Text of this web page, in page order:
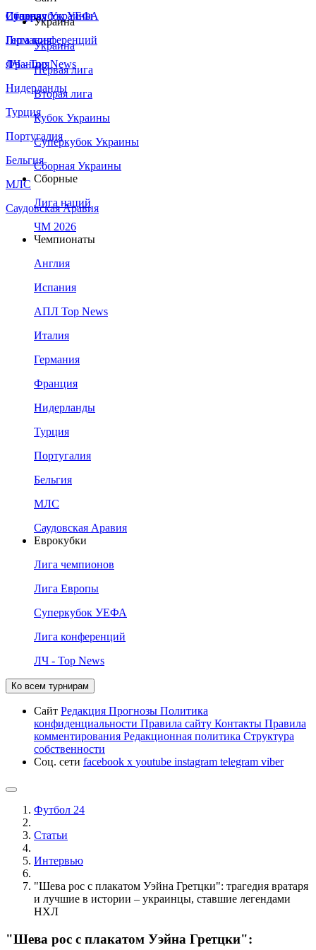
Сборная Украины
Италия
Германия
Франция
Нидерланды
Турция
Португалия
Бельгия
МЛС
Саудовская Аравия
Суперкубок УЕФА
Лига конференций
ЛЧ - Top News
Украина
Украина
Первая лига
Вторая лига
Кубок Украины
Суперкубок Украины
Сборная Украины
Сборные
Лига наций
ЧМ 2026
Чемпионаты
Англия
Испания
АПЛ Top News
Италия
Германия
Франция
Нидерланды
Турция
Португалия
Бельгия
МЛС
Саудовская Аравия
Еврокубки
Лига чемпионов
Лига Европы
Суперкубок УЕФА
Лига конференций
ЛЧ - Top News
Ко всем турнирам
Сайт Редакция Прогнозы Политика
конфиденциальности Правила сайту Контакты Правила
комментирования Редакционная политика Структура
собственности
Соц. сети facebook x youtube instagram telegram viber
Футбол 24
Статьи
Интервью
"Шева рос с плакатом Уэйна Гретцки": трагедия вратаря
и лучшие в истории – украинцы, ставшие легендами
НХЛ
"Шева рос с плакатом Уэйна Гретцки":